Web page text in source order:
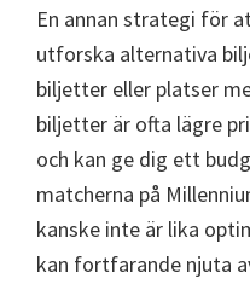
En annan strategi för
utforska alternativa
biljetter eller platser
biljetter är ofta lägre
och kan ge dig ett
matcherna på
kanske inte är lika
kan fortfarande njuta